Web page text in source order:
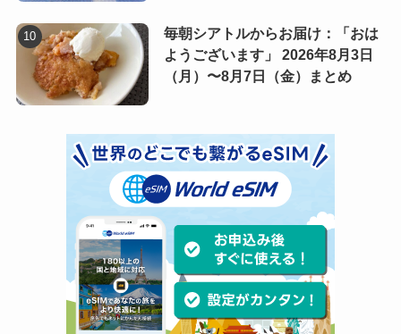
毎朝シアトルからお届け：「おは
ようございます」 2026年8月3日
（月）〜8月7日（金）まとめ